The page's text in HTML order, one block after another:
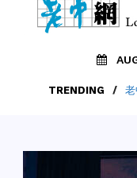
TRENDING /
TRENDING